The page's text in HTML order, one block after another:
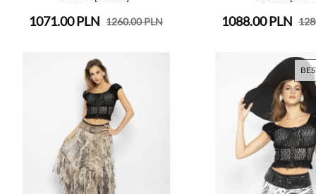
1071.00 PLN 1260.00 PLN 1088.00 PLN